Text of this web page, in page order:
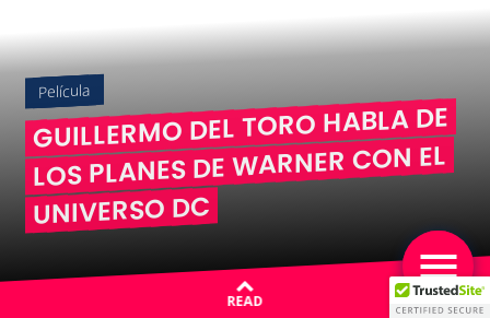
Película
GUILLERMO DEL TORO HABLA DE
LOS PLANES DE WARNER CON EL
UNIVERSO DC
READ